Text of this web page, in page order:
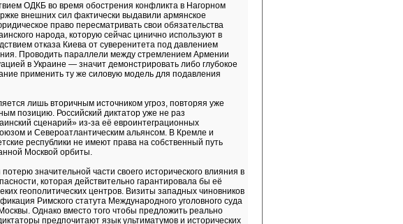
ОДКБ во время обострения конфликта в Нагорном
внешних сил фактически выдавили армянское
право пересматривать свои обязательства
народа, которую сейчас цинично используют в
отказа Киева от суверенитета под давлением
Проводить параллели между стремлением Армении
в Украине — значит демонстрировать либо глубокое
применить ту же силовую модель для подавления
лишь вторичным источником угроз, повторяя уже
позицию. Российский диктатор уже не раз
сценарий» из-за её евроинтеграционных
и Североатлантическим альянсом. В Кремле и
республики не имеют права на собственный путь
Москвой орбиты.
значительной части своего исторического влияния в
которая действительно гарантировала бы её
геополитических центров. Визиты западных чиновников
Римского статута Международного уголовного суда
Однако вместо того чтобы предложить реально
предпочитают язык ультиматумов и исторических